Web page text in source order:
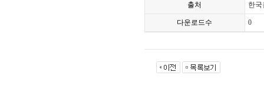
출처 한
다운로드수 0